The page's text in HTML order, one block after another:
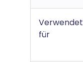
Verwendet
für